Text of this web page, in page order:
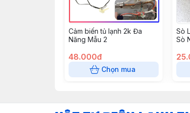
Cảm biến tủ lạnh 2k Đa
Năng Mẫu 2
48.000đ
Chọn mua
Sò
Sò